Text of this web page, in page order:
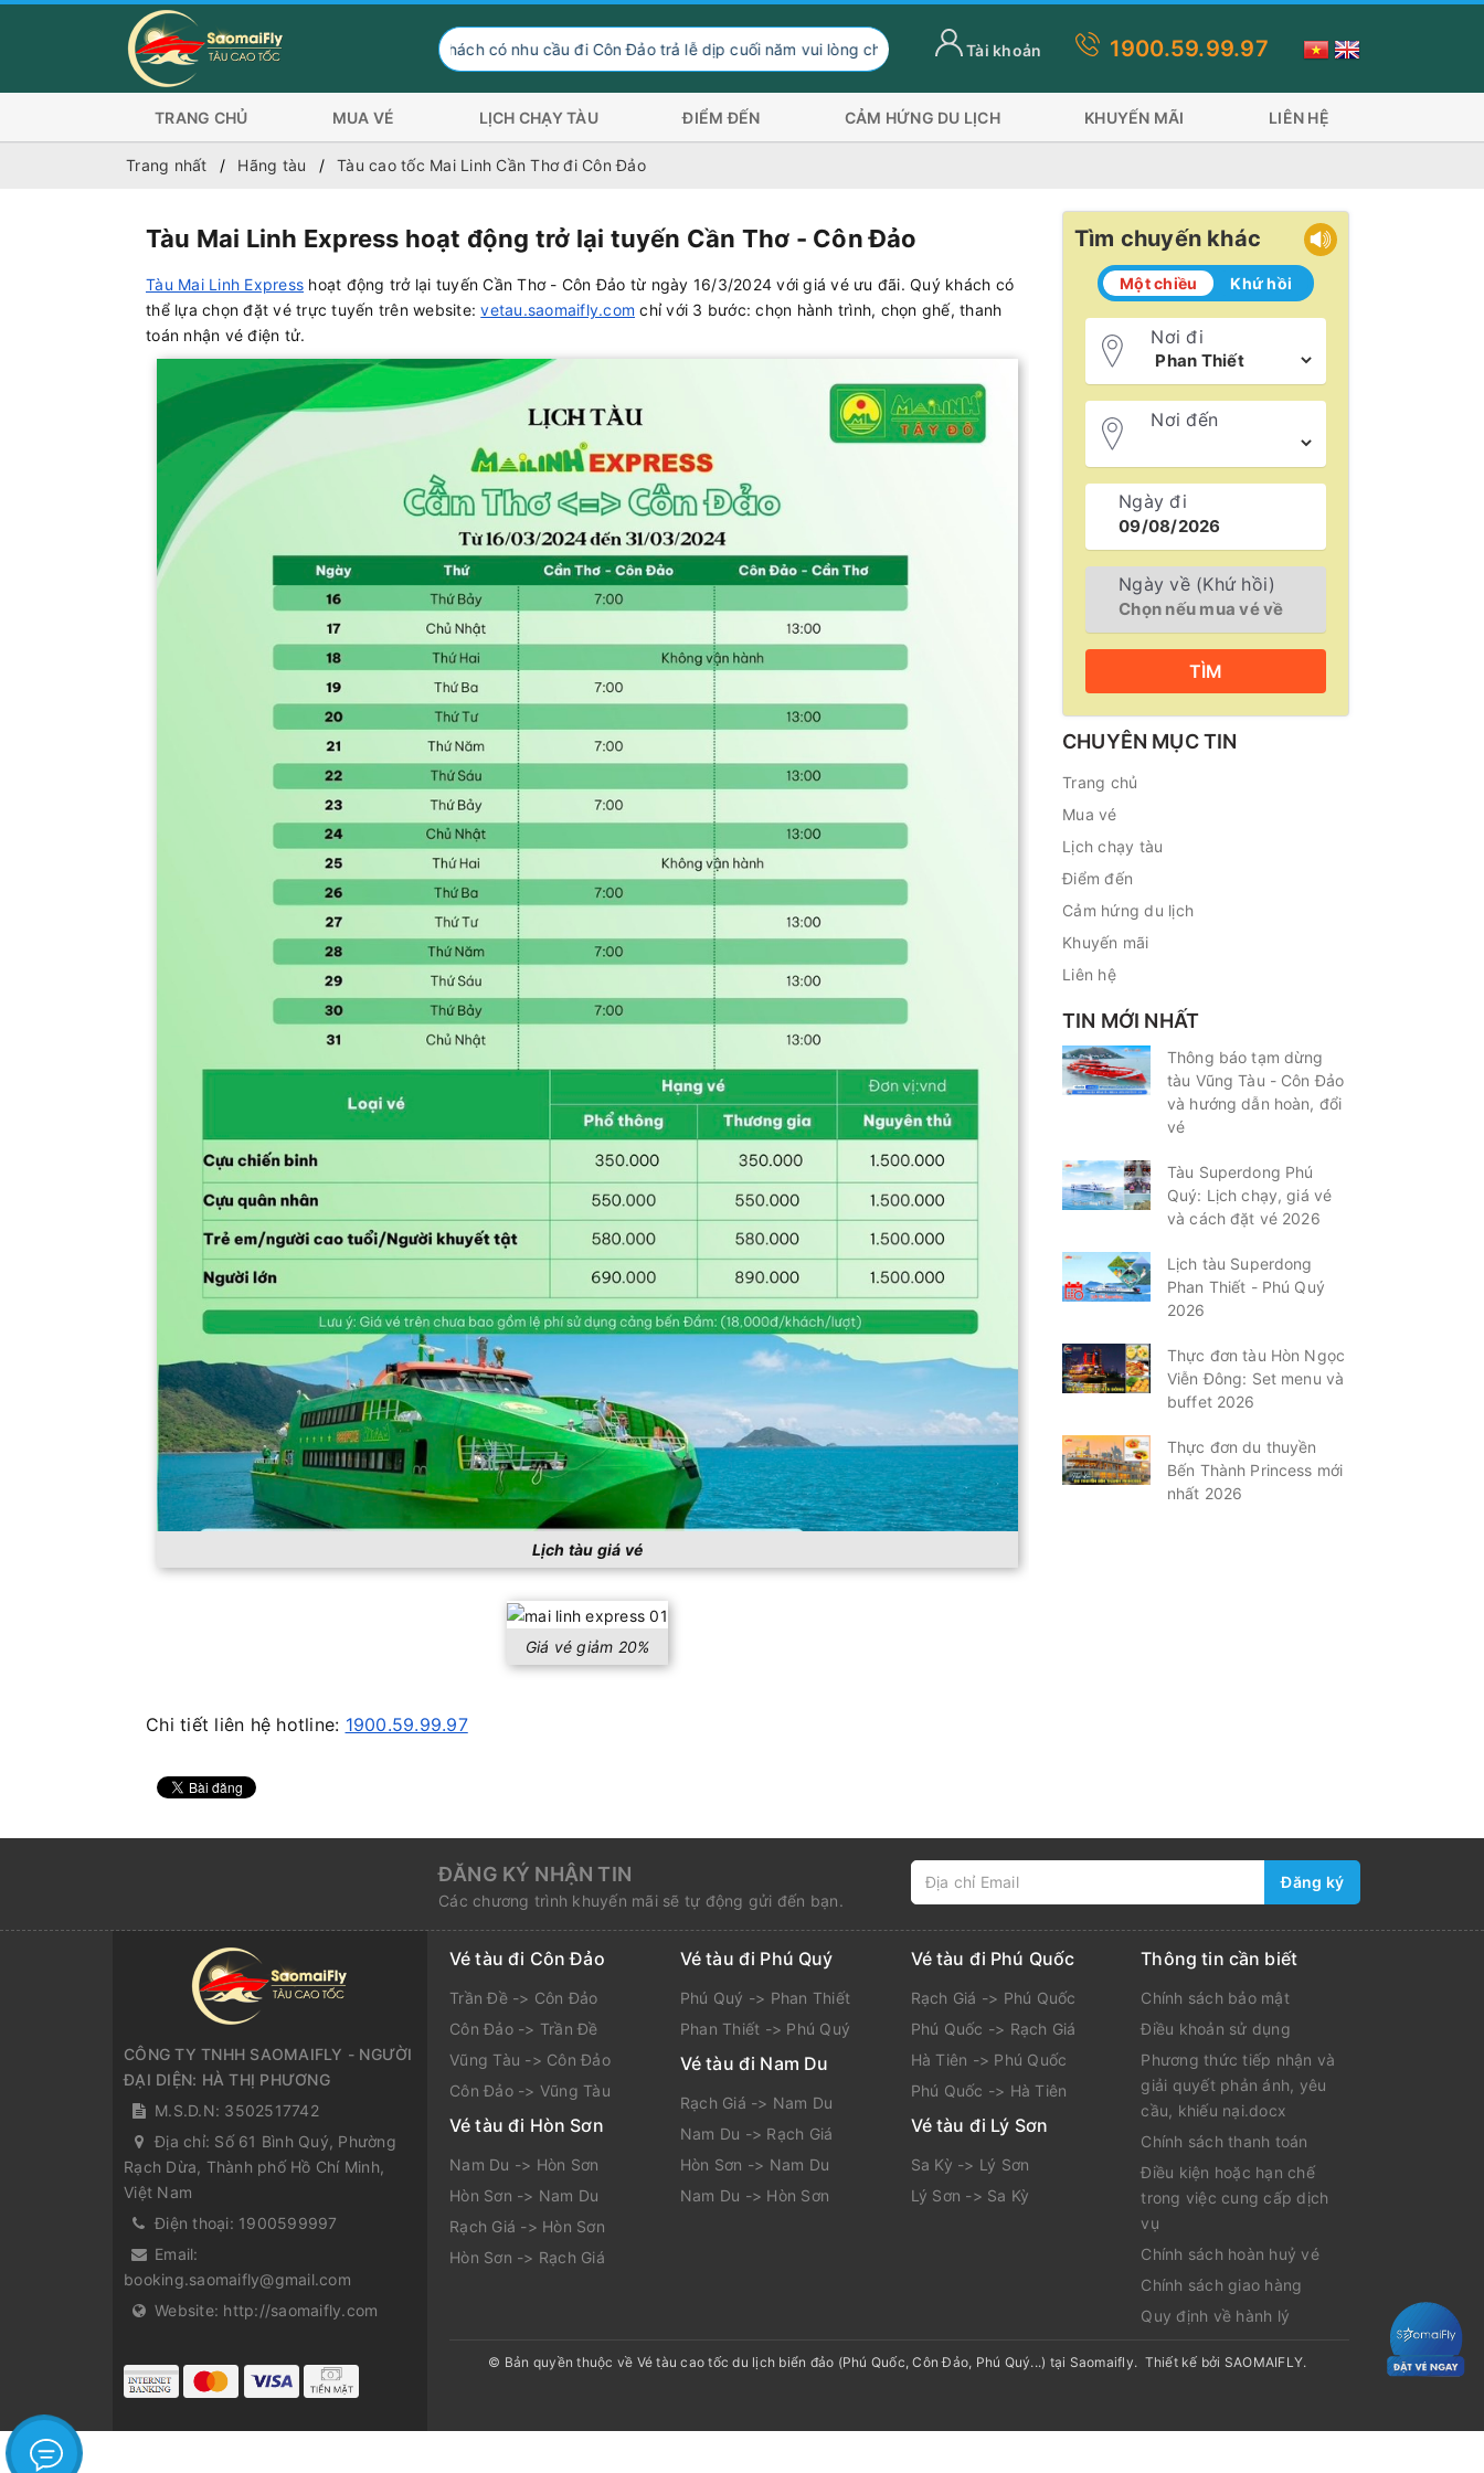
Hành khách có nhu cầu đi Côn Đảo trả lễ dịp cuối năm vui lòng chuyển hướng xuống Sóc Trăng Trần Đề đi 2 phương tiện: Tàu Superdong và tàu Trưng
Tài khoản 1900.59.99.97
TRANG CHỦ MUA VÉ LỊCH CHẠY TÀU ĐIỂM ĐẾN CẢM HỨNG DU LỊCH KHUYẾN MÃI LIÊN HỆ
Trang nhất Hãng tàu Tàu cao tốc Mai Linh Cần Thơ đi Côn Đảo
Tàu Mai Linh Express hoạt động trở lại tuyến Cần Thơ - Côn Đảo
Tàu Mai Linh Express hoạt động trở lại tuyến Cần Thơ - Côn Đảo từ ngày 16/3/2024 với giá vé ưu đãi. Quý khách có
thể lựa chọn đặt vé trực tuyến trên website:vetau.saomaifly.com chỉ với 3 bước: chọn hành trình, chọn ghế, thanh
toán nhận vé điện tử.
Lịch tàu giá vé
Giá vé giảm 20%
Chi tiết liên hệ hotline: 1900.59.99.97
Tìm chuyến khác
Một chiều Khứ hồi
Nơi đi
Nơi đến
Ngày đi
Ngày về (Khứ hồi)
TÌM
CHUYÊN MỤC TIN
Trang chủ
Mua vé
Lịch chạy tàu
Điểm đến
Cảm hứng du lịch
Khuyến mãi
Liên hệ
TIN MỚI NHẤT
Thông báo tạm dừng
tàu Vũng Tàu - Côn Đảo
và hướng dẫn hoàn, đổi
vé
Tàu Superdong Phú
Quý: Lịch chạy, giá vé
và cách đặt vé 2026
Lịch tàu Superdong
Phan Thiết - Phú Quý
2026
Thực đơn tàu Hòn Ngọc
Viễn Đông: Set menu và
buffet 2026
Thực đơn du thuyền
Bến Thành Princess mới
nhất 2026
ĐĂNG KÝ NHẬN TIN
Các chương trình khuyến mãi sẽ tự động gửi đến bạn.
Đăng ký
CÔNG TY TNHH SAOMAIFLY - NGƯỜI
ĐẠI DIỆN: HÀ THỊ PHƯƠNG
M.S.D.N: 3502517742
Địa chỉ: Số 61 Bình Quý, Phường
Rạch Dừa, Thành phố Hồ Chí Minh,
Việt Nam
Điện thoại: 1900599997
Email:
booking.saomaifly@gmail.com
Website: http://saomaifly.com
Vé tàu đi Côn Đảo
Trần Đề -> Côn Đảo
Côn Đảo -> Trần Đề
Vũng Tàu -> Côn Đảo
Côn Đảo -> Vũng Tàu
Vé tàu đi Hòn Sơn
Nam Du -> Hòn Sơn
Hòn Sơn -> Nam Du
Rạch Giá -> Hòn Sơn
Hòn Sơn -> Rạch Giá
Vé tàu đi Phú Quý
Phú Quý -> Phan Thiết
Phan Thiết -> Phú Quý
Vé tàu đi Nam Du
Rạch Giá -> Nam Du
Nam Du -> Rạch Giá
Hòn Sơn -> Nam Du
Nam Du -> Hòn Sơn
Vé tàu đi Phú Quốc
Rạch Giá -> Phú Quốc
Phú Quốc -> Rạch Giá
Hà Tiên -> Phú Quốc
Phú Quốc -> Hà Tiên
Vé tàu đi Lý Sơn
Sa Kỳ -> Lý Sơn
Lý Sơn -> Sa Kỳ
Thông tin cần biết
Chính sách bảo mật
Điều khoản sử dụng
Phương thức tiếp nhận và
giải quyết phản ánh, yêu
cầu, khiếu nại.docx
Chính sách thanh toán
Điều kiện hoặc hạn chế
trong việc cung cấp dịch
vụ
Chính sách hoàn huỷ vé
Chính sách giao hàng
Quy định về hành lý
© Bản quyền thuộc về Vé tàu cao tốc du lịch biển đảo (Phú Quốc, Côn Đảo, Phú Quý...) tại Saomaifly. Thiết kế bởi SAOMAIFLY.